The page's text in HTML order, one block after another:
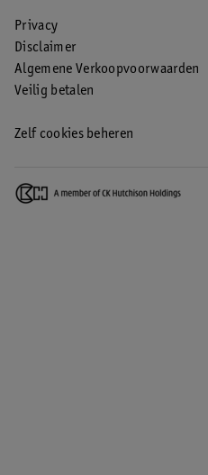
Privacy
Disclaimer
Algemene Verkoopvoorwaarden
Veilig betalen
Zelf cookies beheren